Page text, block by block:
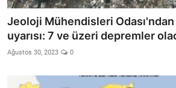
Jeoloji Mühendisleri
uyarısı: 7 ve üzeri depremler
Ağustos 30, 2023 0